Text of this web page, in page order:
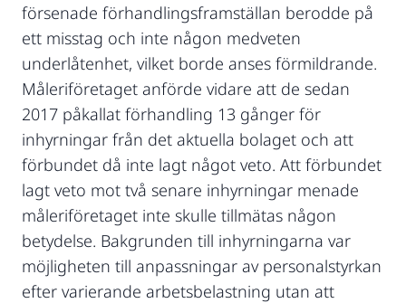
försenade förhandlingsframställan berodde på
ett misstag och inte någon medveten
underlåtenhet, vilket borde anses förmildrande.
Måleriföretaget anförde vidare att de sedan
2017 påkallat förhandling 13 gånger för
inhyrningar från det aktuella bolaget och att
förbundet då inte lagt något veto. Att förbundet
lagt veto mot två senare inhyrningar menade
måleriföretaget inte skulle tillmätas någon
betydelse. Bakgrunden till inhyrningarna var
möjligheten till anpassningar av personalstyrkan
efter varierande arbetsbelastning utan att